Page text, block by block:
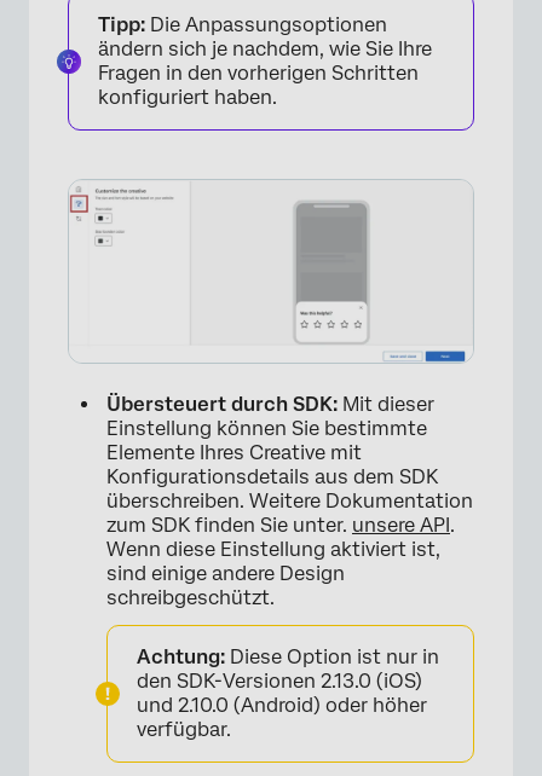
×
×
Tipp: Die Anpassungsoptionen
ändern sich je nachdem, wie Sie Ihre
Fragen in den vorherigen Schritten
konfiguriert haben.
Übersteuert durch SDK: Mit dieser
Einstellung können Sie bestimmte
Elemente Ihres Creative mit
Konfigurationsdetails aus dem SDK
überschreiben. Weitere Dokumentation
zum SDK finden Sie unter. unsere API .
Wenn diese Einstellung aktiviert ist,
sind einige andere Design
schreibgeschützt.
Achtung: Diese Option ist nur in
den SDK-Versionen 2.13.0 (iOS)
und 2.10.0 (Android) oder höher
verfügbar.